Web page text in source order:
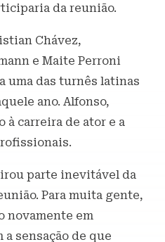
da reunião.
Chávez,
e Maite Perroni
uma das turnês latinas
ano. Alfonso,
à carreira de ator e a
parte inevitável da
Para muita gente,
novamente em
sensação de que